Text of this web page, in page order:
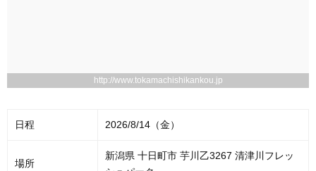
http://www.tokamachishikankou.jp
日程 2026/8/14（金）
場所
新潟県 十日町市 芋川乙3267 清津川フレッ